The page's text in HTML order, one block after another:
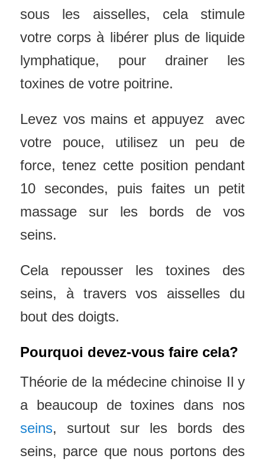
sous les aisselles, cela stimule
votre corps à libérer plus de liquide
lymphatique, pour drainer les
toxines de votre poitrine.
Levez vos mains et appuyez avec
votre pouce, utilisez un peu de
force, tenez cette position pendant
10 secondes, puis faites un petit
massage sur les bords de vos
seins.
Cela repousser les toxines des
seins, à travers vos aisselles du
bout des doigts.
Pourquoi devez-vous faire cela?
Théorie de la médecine chinoise Il y
a beaucoup de toxines dans nos
seins, surtout sur les bords des
seins, parce que nous portons des